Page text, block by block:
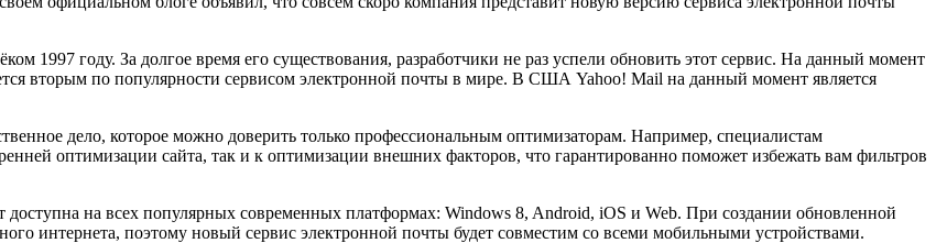
1997 году. За долгое время его существования, разработчики не раз успели обновить этот сервис. На данный момент
вторым по популярности сервисом электронной почты в мире. В США Yahoo! Mail на данный момент является
дело, которое можно доверить только профессиональным оптимизаторам. Например, специалистам
оптимизации сайта, так и к оптимизации внешних факторов, что гарантированно поможет избежать вам фильтров
на всех популярных современных платформах: Windows 8, Android, iOS и Web. При создании обновленной
интернета, поэтому новый сервис электронной почты будет совместим со всеми мобильными устройствами.